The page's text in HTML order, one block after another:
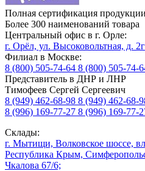
Полная сертификация продукции
Более 300 наименований товара
Центральный офис в г. Орле:
г. Орёл, ул. Высоковольтная, д. 2г
Филиал в Москве:
8 (800) 505-74-64 8 (800) 505-74-
Представитель в ДНР и ЛНР
Тимофеев Сергей Сергеевич
8 (949) 462-68-98 8 (949) 462-68-
8 (996) 169-77-27 8 (996) 169-77-
Склады:
г. Мытищи, Волковское шоссе,
Республика Крым,
Чкалова 67/6;